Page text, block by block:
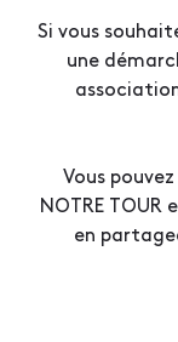
Si vous
une
Vous
NOTRE
en